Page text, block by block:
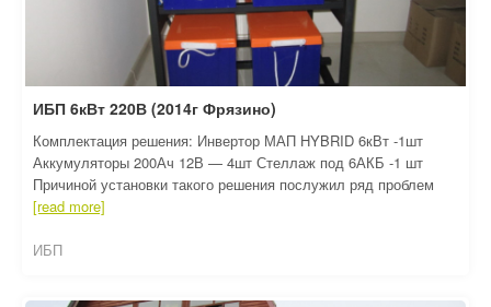
ИБП 6кВт 220В (2014г Фрязино)
Комплектация решения: Инвертор МАП HYBRID 6кВт -1шт
Аккумуляторы 200Ач 12В — 4шт Стеллаж под 6АКБ -1 шт
Причиной установки такого решения послужил ряд проблем
[read more]
ИБП